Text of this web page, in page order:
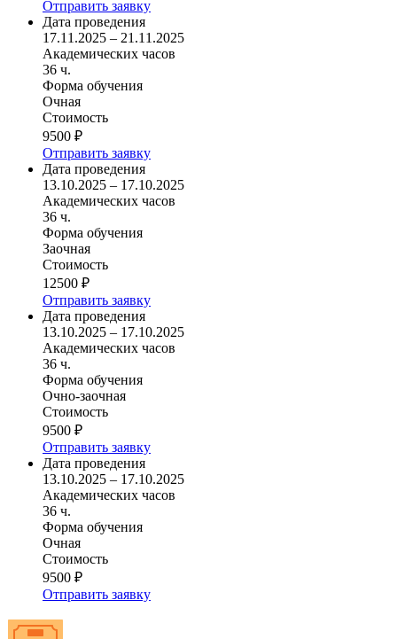
Отправить заявку
Дата проведения
17.11.2025 – 21.11.2025
Академических часов
36 ч.
Форма обучения
Очная
Стоимость
9500 ₽
Отправить заявку
Дата проведения
13.10.2025 – 17.10.2025
Академических часов
36 ч.
Форма обучения
Заочная
Стоимость
12500 ₽
Отправить заявку
Дата проведения
13.10.2025 – 17.10.2025
Академических часов
36 ч.
Форма обучения
Очно-заочная
Стоимость
9500 ₽
Отправить заявку
Дата проведения
13.10.2025 – 17.10.2025
Академических часов
36 ч.
Форма обучения
Очная
Стоимость
9500 ₽
Отправить заявку